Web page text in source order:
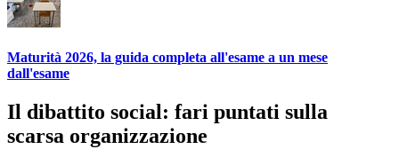
Maturità 2026, la guida completa all'esame a un mese
dall'esame
Il dibattito social: fari puntati sulla
scarsa organizzazione